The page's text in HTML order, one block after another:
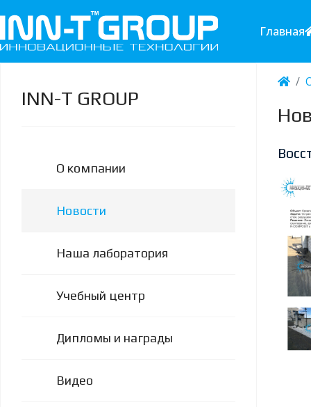
Главная
INN-T GROUP
О компании
Новости
Наша лаборатория
Учебный центр
Дипломы и награды
Видео